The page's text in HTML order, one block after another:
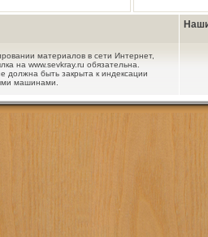
материалов в сети Интернет,
на www.sevkray.ru обязательна.
должна быть закрыта к индексации
машинами.